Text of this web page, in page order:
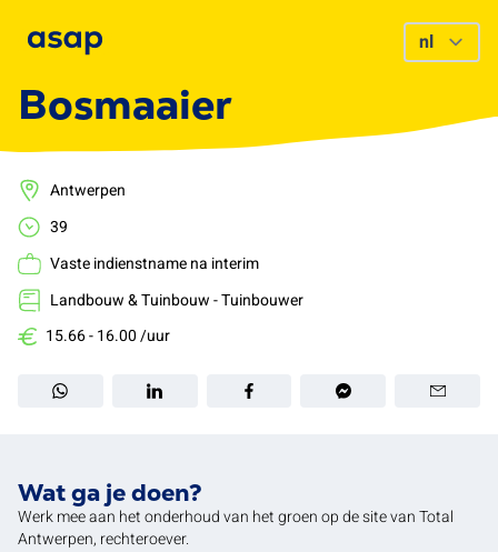
Bosmaaier
Antwerpen
39
Vaste indienstname na interim
Landbouw & Tuinbouw - Tuinbouwer
15.66 - 16.00 /uur
Wat ga je doen?
Werk mee aan het onderhoud van het groen op de site van Total
Antwerpen, rechteroever.